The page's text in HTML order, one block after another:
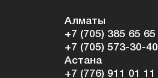
Алматы
+7 (705) 385 65 65
+7 (705) 573-30-40
Астана
+7 (776) 911 01 11